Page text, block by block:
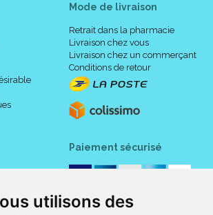
utilisons des
Mode de livraison
Retrait dans la pharmacie
Livraison chez vous
Livraison chez un commerçant
Conditions de retour
Paiement sécurisé